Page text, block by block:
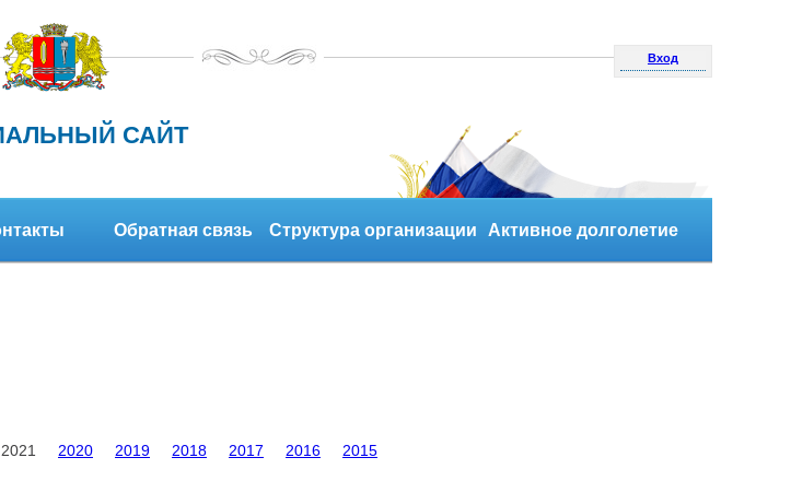
Вход
САЙТ
Обратная связь Структура организации Активное долголетие
2021 2020 2019 2018 2017 2016 2015